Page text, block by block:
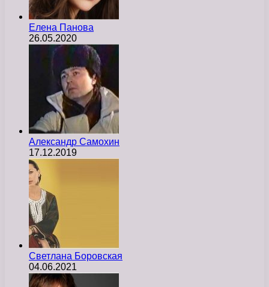
Елена Панова
26.05.2020
Александр Самохин
17.12.2019
Светлана Боровская
04.06.2021